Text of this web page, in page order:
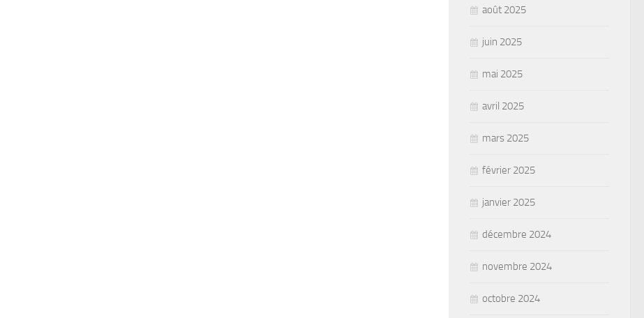
août 2025
juin 2025
mai 2025
avril 2025
mars 2025
février 2025
janvier 2025
décembre 2024
novembre 2024
octobre 2024